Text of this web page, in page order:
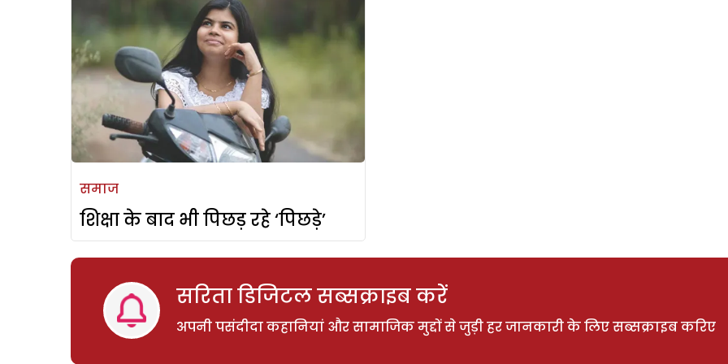
समाज
शिक्षा के बाद भी पिछड़ रहे ‘पिछड़े’
सरिता डिजिटल सब्सक्राइब करें
अपनी पसंदीदा कहानियां और सामाजिक मुद्दों से जुड़ी हर जानकारी के लिए सब्सक्राइब करिए